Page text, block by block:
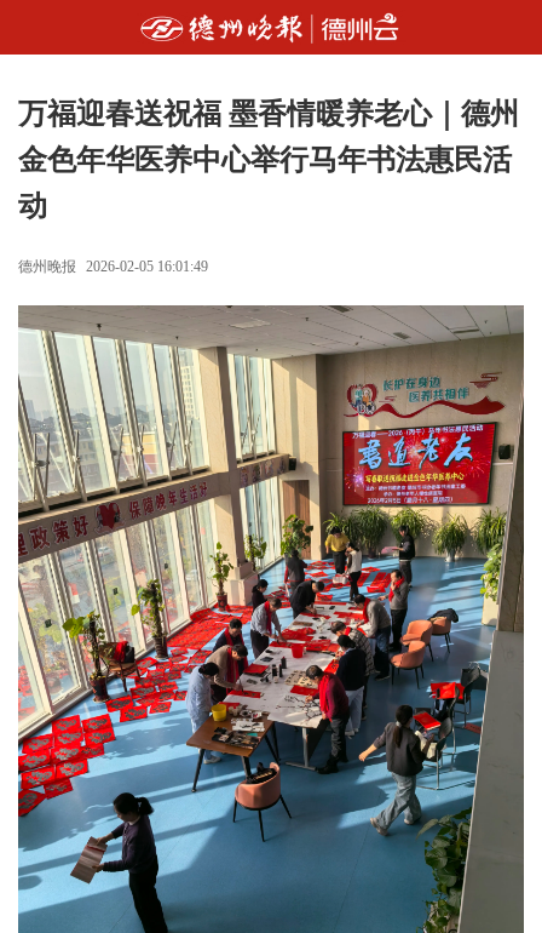
万福迎春送祝福 墨香情暖养老心｜德州
金色年华医养中心举行马年书法惠民活
动
德州晚报 2026-02-05 16:01:49